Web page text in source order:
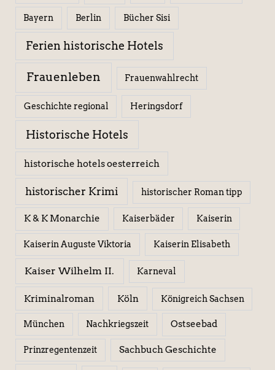
Bayern Berlin Bücher Sisi
Ferien historische Hotels
Frauenleben Frauenwahlrecht
Geschichte regional Heringsdorf
Historische Hotels
historische hotels oesterreich
historischer Krimi historischer Roman tipp
K & K Monarchie Kaiserbäder Kaiserin
Kaiserin Auguste Viktoria Kaiserin Elisabeth
Kaiser Wilhelm II. Karneval
Kriminalroman Köln Königreich Sachsen
München Nachkriegszeit Ostseebad
Prinzregentenzeit Sachbuch Geschichte